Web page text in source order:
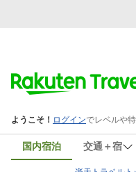
国内宿泊 交通＋宿